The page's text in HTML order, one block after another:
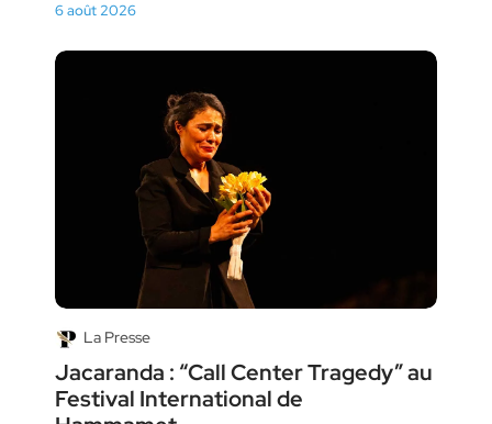
6 août 2026
La Presse
Jacaranda : “Call Center Tragedy” au
Festival International de